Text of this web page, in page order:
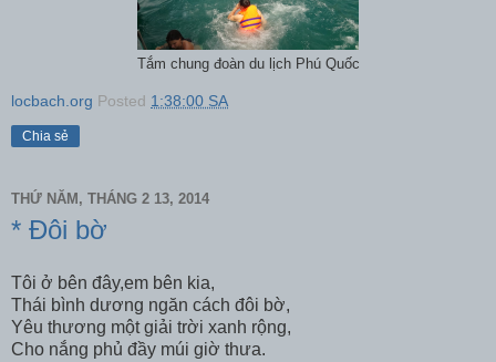
Tắm chung đoàn du lịch Phú Quốc
locbach.org Posted 1:38:00 SA
Chia sẻ
THỨ NĂM, THÁNG 2 13, 2014
* Đôi bờ
Tôi ở bên đây,em bên kia,
Thái bình dương ngăn cách đôi bờ,
Yêu thương một giải trời xanh rộng,
Cho nắng phủ đầy múi giờ thưa.